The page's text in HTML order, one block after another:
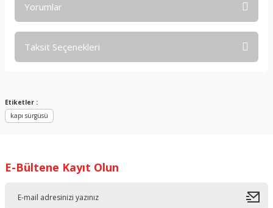
Yorumlar
Taksit Seçenekleri
Etiketler :
kapı sürgüsü
E-Bültene Kayıt Olun